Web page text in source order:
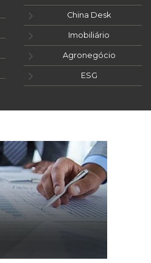
China Desk
Imobiliário
Agronegócio
ESG